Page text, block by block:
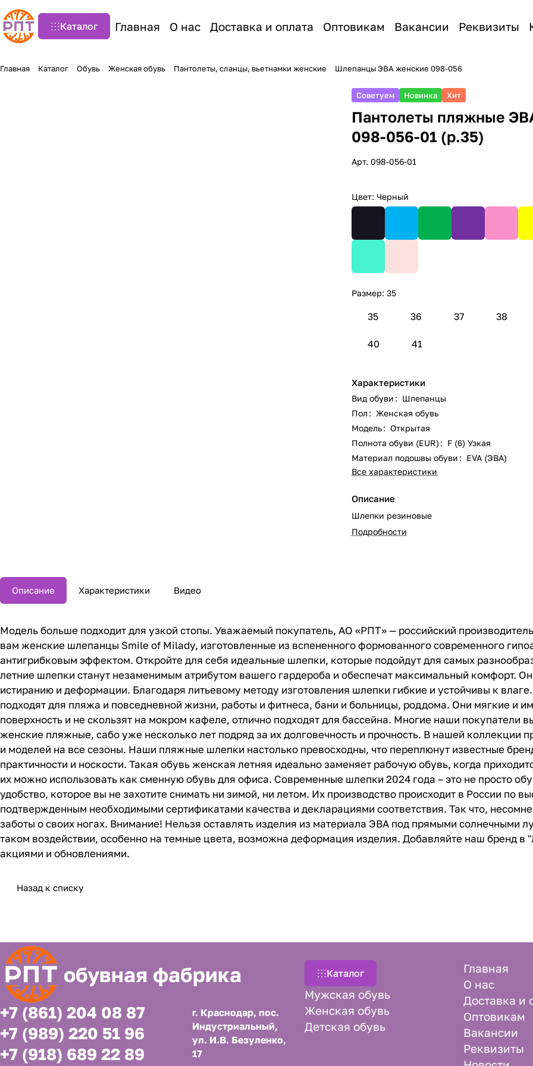
Каталог Главная О нас Доставка и оплата Оптовикам Вакансии Реквизиты
Главная Каталог Обувь Женская обувь Пантолеты, сланцы, вьетнамки женские Шлепанцы ЭВА женские 098-056
Советуем Новинка Хит
Пантолеты пляжные
098-056-01 (р.35)
Арт.098-056-01
Цвет:Черный
Размер:35
35 36 37 38
40 41
Характеристики
Вид обуви : Шлепанцы
Пол : Женская обувь
Модель: Открытая
Полнота обуви (EUR) : F (6) Узкая
Материал подошвы обуви : EVA (ЭВА)
Все характеристики
Описание
Шлепки резиновые
Подробности
Описание Характеристики Видео
Модель больше подходит для узкой стопы. Уважаемый покупатель, АО «РПТ» — российский
вам женские шлепанцы Smile of Milady, изготовленные из вспененного формованного современного
антигрибковым эффектом. Откройте для себя идеальные шлепки, которые подойдут для самых
летние шлепки станут незаменимым атрибутом вашего гардероба и обеспечат максимальный комфорт.
истиранию и деформации. Благодаря литьевому методу изготовления шлепки гибкие и устойчивы к
подходят для пляжа и повседневной жизни, работы и фитнеса, бани и больницы, роддома. Они мягкие и
поверхность и не скользят на мокром кафеле, отлично подходят для бассейна. Многие наши покупатели
женские пляжные, сабо уже несколько лет подряд за их долговечность и прочность. В нашей коллекции
и моделей на все сезоны. Наши пляжные шлепки настолько превосходны, что переплюнут известные
практичности и носкости. Такая обувь женская летняя идеально заменяет рабочую обувь, когда
их можно использовать как сменную обувь для офиса. Современные шлепки 2024 года – это не просто
удобство, которое вы не захотите снимать ни зимой, ни летом. Их производство происходит в России по
подтвержденным необходимыми сертификатами качества и декларациями соответствия. Так что,
заботы о своих ногах. Внимание! Нельзя оставлять изделия из материала ЭВА под прямыми солнечными
таком воздействии, особенно на темные цвета, возможна деформация изделия. Добавляйте наш бренд
акциями и обновлениями.
Назад к списку
обувная фабрика
+7 (861) 204 08 87
+7 (989) 220 51 96
+7 (918) 689 22 89
г. Краснодар, пос.
Индустриальный,
ул. И.В. Безуленко,
17
Каталог
Мужская обувь
Женская обувь
Детская обувь
Главная
О нас
Доставка и
Оптовикам
Вакансии
Реквизиты